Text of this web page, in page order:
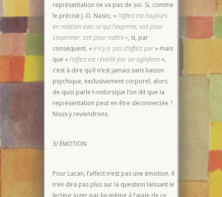
représentation ne va pas de soi. Si, comme
le précise J.-D. Nasio, « l’affect est toujours
en relation avec ce qui l’exprime, soit pour
s’exprimer, soit pour naître », si, par
conséquent, « il n’y a pas d’affect pur» mais
que « l’affect est réveillé par un signifiant»,
c’est à dire qu’il n’est jamais sans liaison
psychique, exclusivement corporel, alors
de quoi parle t-onlorsque l’on dit que la
représentation peut en être déconnectée ?
Nous y reviendrons.
3/ ÉMOTION
Pour Lacan, l’affect n’est pas une émotion. Il
n’en dira pas plus sur la question laissant le
lecteur juger par lui-même à l’aune de ce